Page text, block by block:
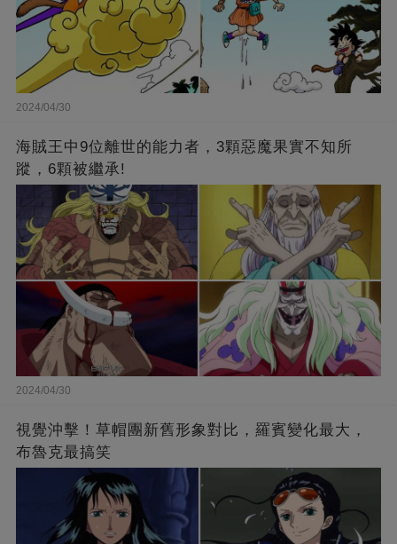
2024/04/30
海賊王中9位離世的能力者，3顆惡魔果實不知所
蹤，6顆被繼承!
2024/04/30
視覺沖擊！草帽團新舊形象對比，羅賓變化最大，
布魯克最搞笑